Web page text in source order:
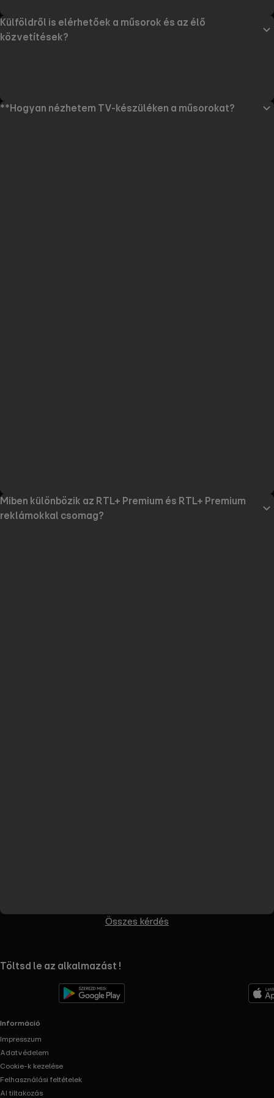
Külföldről is elérhetőek a műsorok és az élő
közvetítések?
**Hogyan nézhetem TV-készüléken a műsorokat?
Miben különbözik az RTL+ Premium és RTL+ Premium
reklámokkal csomag?
Összes kérdés
RTL+ useful links.
Töltsd le az alkalmazást !
Információ
Impresszum
Adatvédelem
Cookie-k kezelése
Felhasználási feltételek
AI tiltakozás